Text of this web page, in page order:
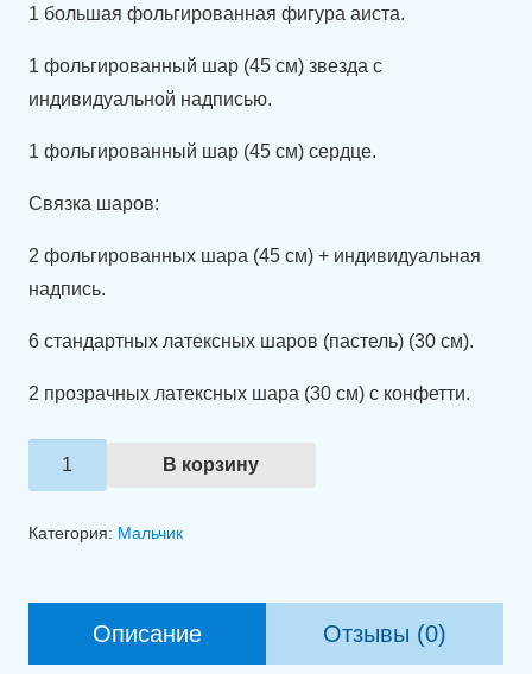
1 большая фольгированная фигура аиста.
1 фольгированный шар (45 см) звезда с
индивидуальной надписью.
1 фольгированный шар (45 см) сердце.
Связка шаров:
2 фольгированных шара (45 см) + индивидуальная
надпись.
6 стандартных латексных шаров (пастель) (30 см).
2 прозрачных латексных шара (30 см) с конфетти.
Количество
товара
В корзину
Категория: Мальчик
Описание Отзывы (0)